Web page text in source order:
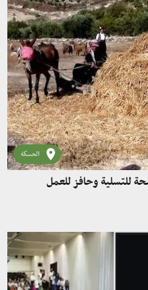
الحسكة
للتسلية وحافز للعمل